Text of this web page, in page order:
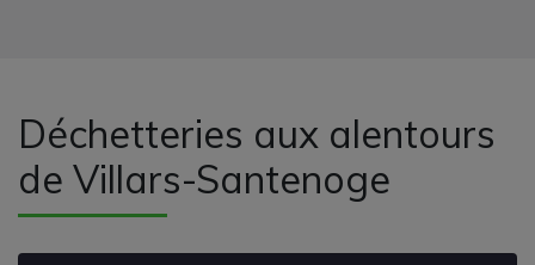
Déchetteries aux alentours
de Villars-Santenoge